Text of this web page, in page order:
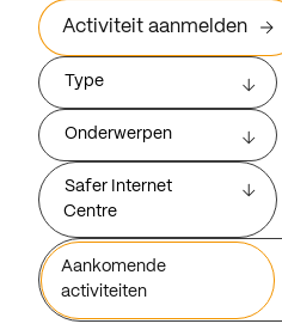
Activiteit aanmelden
Type
Onderwerpen
Safer Internet
Centre
Aankomende
activiteiten